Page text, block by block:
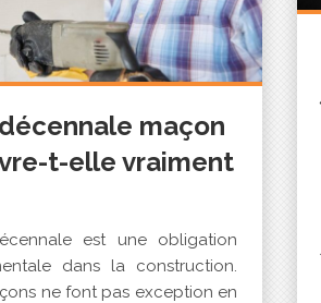
maçon
t-elle vraiment
est une obligation
dans la construction.
ne font pas exception en